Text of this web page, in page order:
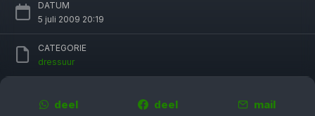
DATUM
5 juli 2009 20:19
CATEGORIE
dressuur
deel deel mail